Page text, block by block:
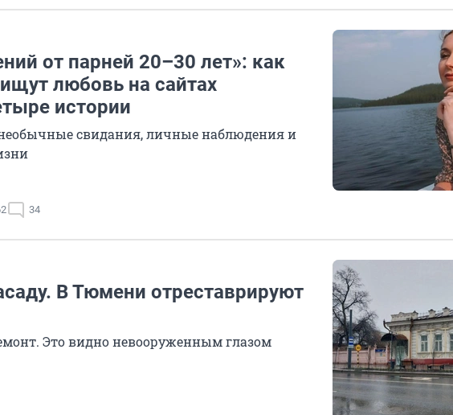
от парней 20–30 лет»: как
любовь на сайтах
истории
свидания, личные наблюдения и
34
В Тюмени отреставрируют
Это видно невооруженным глазом